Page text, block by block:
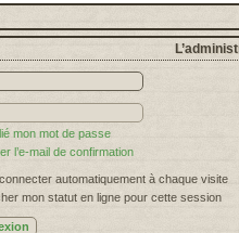
mon mot de passe
l’e-mail de confirmation
automatiquement à chaque visite
mon statut en ligne pour cette session